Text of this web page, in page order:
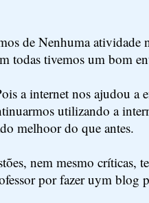
de Nenhuma atividade
todas tivemos um bom
a internet nos ajudou a
utilizando a
melhoor do que antes.
nem mesmo críticas,
por fazer uym blog